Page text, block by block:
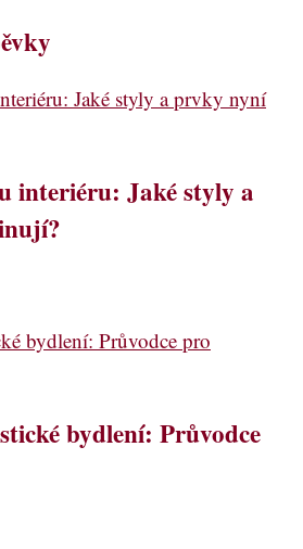
interiéru: Jaké styly a
bydlení: Průvodce